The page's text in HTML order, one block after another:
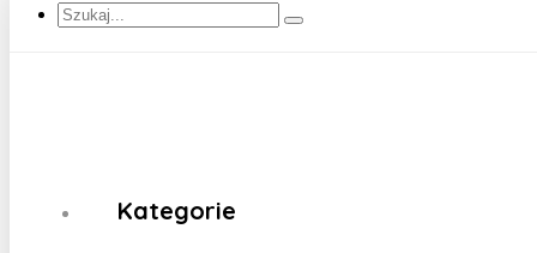
Szukaj...
Kategorie